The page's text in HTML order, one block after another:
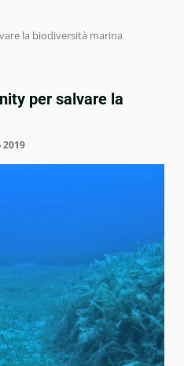
la biodiversità marina
per salvare la
2019